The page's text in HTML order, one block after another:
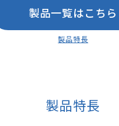
製品一覧はこちら
製品特長
製品特長